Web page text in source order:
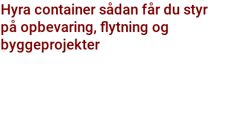
Hyra container sådan får du styr
på opbevaring, flytning og
byggeprojekter